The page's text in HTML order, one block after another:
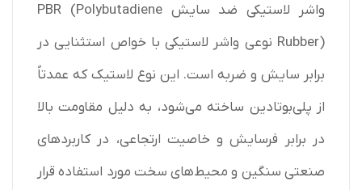
واشر لاستیکی ضد سایش PBR (Polybutadiene
Rubber) نوعی واشر لاستیکی با خواص استثنایی در
برابر سایش و ضربه است. این نوع لاستیک که عمدتاً
از پلی‌بوتادین ساخته می‌شود، به دلیل مقاومت بالا
در برابر فرسایش و خاصیت ارتجاعی، در کاربردهای
صنعتی سنگین و محیط‌های سخت مورد استفاده قرار